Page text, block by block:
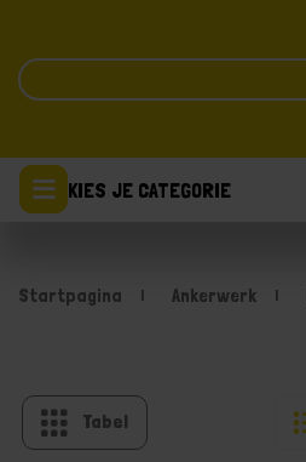
KIES JE CATEGORIE
Startpagina Ankerwerk
Tabel